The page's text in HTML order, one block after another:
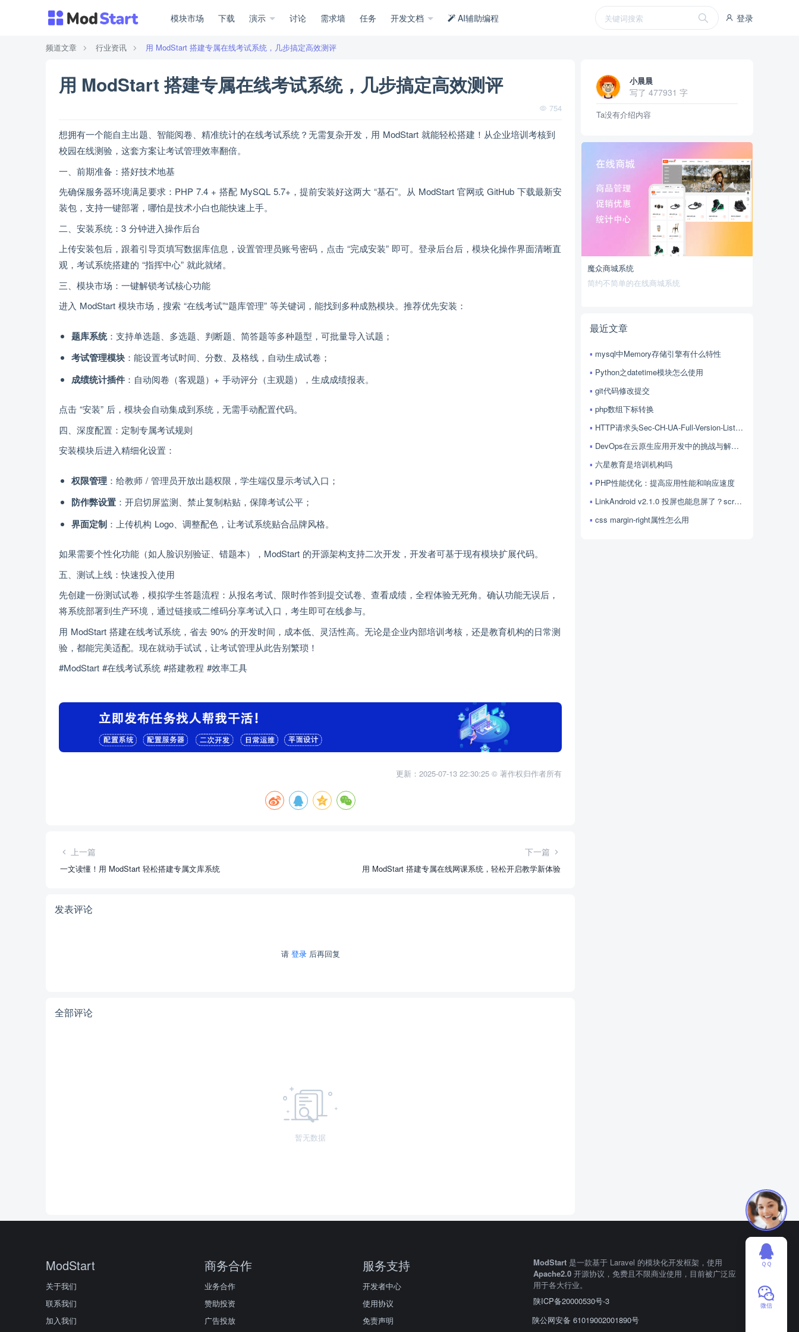
登录
模块市场 下载 演示 讨论 需求墙 任务 开发文档 AI辅助编程
频道文章 行业资讯 用 ModStart 搭建专属在线考试系统，几步搞定高效测评
用 ModStart 搭建专属在线考试系统，几步搞定高效测评
754
想拥有一个能自主出题、智能阅卷、精准统计的在线考试系统？无需复杂开发，用 ModStart 就能轻松搭建！从企业培训考核到
校园在线测验，这套方案让考试管理效率翻倍。
一、前期准备：搭好技术地基
先确保服务器环境满足要求：PHP 7.4 + 搭配 MySQL 5.7+，提前安装好这两大 “基石”。从 ModStart 官网或 GitHub 下载最新安
装包，支持一键部署，哪怕是技术小白也能快速上手。
二、安装系统：3 分钟进入操作后台
上传安装包后，跟着引导页填写数据库信息，设置管理员账号密码，点击 “完成安装” 即可。登录后台后，模块化操作界面清晰直
观，考试系统搭建的 “指挥中心” 就此就绪。
三、模块市场：一键解锁考试核心功能
进入 ModStart 模块市场，搜索 “在线考试”“题库管理” 等关键词，能找到多种成熟模块。推荐优先安装：
题库系统：支持单选题、多选题、判断题、简答题等多种题型，可批量导入试题；
考试管理模块 ：能设置考试时间、分数、及格线，自动生成试卷；
成绩统计插件 ：自动阅卷（客观题）+ 手动评分（主观题），生成成绩报表。
点击 “安装” 后，模块会自动集成到系统，无需手动配置代码。
四、深度配置：定制专属考试规则
安装模块后进入精细化设置：
权限管理 ：给教师 / 管理员开放出题权限，学生端仅显示考试入口；
防作弊设置 ：开启切屏监测、禁止复制粘贴，保障考试公平；
界面定制 ：上传机构 Logo、调整配色，让考试系统贴合品牌风格。
如果需要个性化功能（如人脸识别验证、错题本），ModStart 的开源架构支持二次开发，开发者可基于现有模块扩展代码。
五、测试上线：快速投入使用
先创建一份测试试卷，模拟学生答题流程：从报名考试、限时作答到提交试卷、查看成绩，全程体验无死角。确认功能无误后，
将系统部署到生产环境，通过链接或二维码分享考试入口，考生即可在线参与。
用 ModStart 搭建在线考试系统，省去 90% 的开发时间，成本低、灵活性高。无论是企业内部培训考核，还是教育机构的日常测
验，都能完美适配。现在就动手试试，让考试管理从此告别繁琐！
#ModStart #在线考试系统 #搭建教程 #效率工具
更新：2025-07-13 22:30:25 © 著作权归作者所有
上一篇
一文读懂！用 ModStart 轻松搭建专属文库系统
下一篇
用 ModStart 搭建专属在线网课系统，轻松开启教学新体验
发表评论
请 登录后再回复
全部评论
暂无数据
小晨晨
写了 477931 字
Ta没有介绍内容
魔众商城系统
简约不简单的在线商城系统
最近文章
mysql中Memory存储引擎有什么特性
Python之datetime模块怎么使用
git代码修改提交
php数组下标转换
HTTP请求头Sec-CH-UA-Full-Version-List的用法
DevOps在云原生应用开发中的挑战与解决方案探讨
六星教育是培训机构吗
PHP性能优化：提高应用性能和响应速度
LinkAndroid v2.1.0 投屏也能息屏了？scrcpy 4.1 加持，LinkAndroid 让屏幕控制更随心
css margin-right属性怎么用
ModStart
关于我们
联系我们
加入我们
商务合作
业务合作
赞助投资
广告投放
服务支持
开发者中心
使用协议
免责声明
ModStart 是一款基于 Laravel 的模块化开发框架，使用
Apache2.0 开源协议，免费且不限商业使用，目前被广泛应
用于各大行业。
陕ICP备20000530号-3
陕公网安备 61019002001890号
ＱＱ
微信